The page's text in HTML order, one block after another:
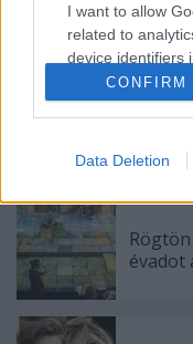
I want to allow
related to
device identifiers
I want to allow
I want to allow
I want to allow
related to
functionality and
CONFIRM
Data Deletion
Indul
évadot